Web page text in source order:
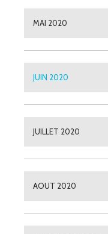
MAI 2020
JUIN 2020
JUILLET 2020
AOUT 2020